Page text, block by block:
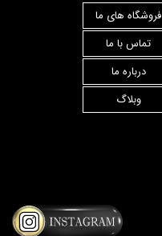
فروشگاه های ما
تماس با ما
درباره ما
وبلاگ